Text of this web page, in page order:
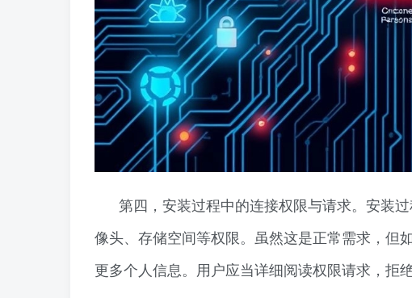
第四，安装过程中的连接权限与请求。安装
像头、存储空间等权限。虽然这是正常需求，但
更多个人信息。用户应当详细阅读权限请求，拒